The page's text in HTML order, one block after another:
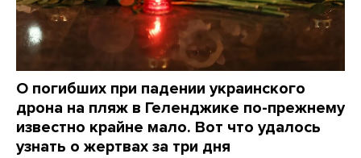
О погибших при падении украинского
дрона на пляж в Геленджике по-прежнему
известно крайне мало. Вот что удалось
узнать о жертвах за три дня